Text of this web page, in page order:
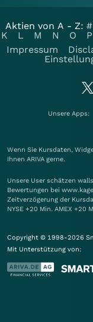
Aktien von A - Z: #
K
L M N O P
Impressum
Unsere Apps:
Wenn Sie Kursdaten,
Ihnen ARIVA gerne.
Unsere User schätzen
Bewertungen bei
Zeitverzögerung der
NYSE +20 Min. AMEX +20
Copyright © 1998-2026
Mit Unterstützung von: